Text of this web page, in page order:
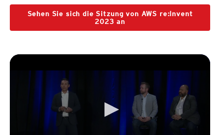
Sehen Sie sich die Sitzung von AWS re:Invent
2023 an